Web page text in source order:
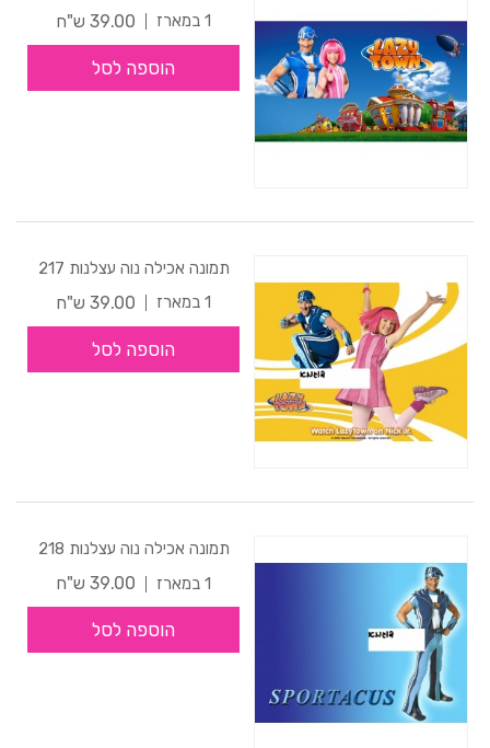
1 במארז
39.00 ש"ח
הוספה לסל
תמונה אכילה נוה עצלנות 217
1 במארז
39.00 ש"ח
הוספה לסל
תמונה אכילה נוה עצלנות 218
1 במארז
39.00 ש"ח
הוספה לסל